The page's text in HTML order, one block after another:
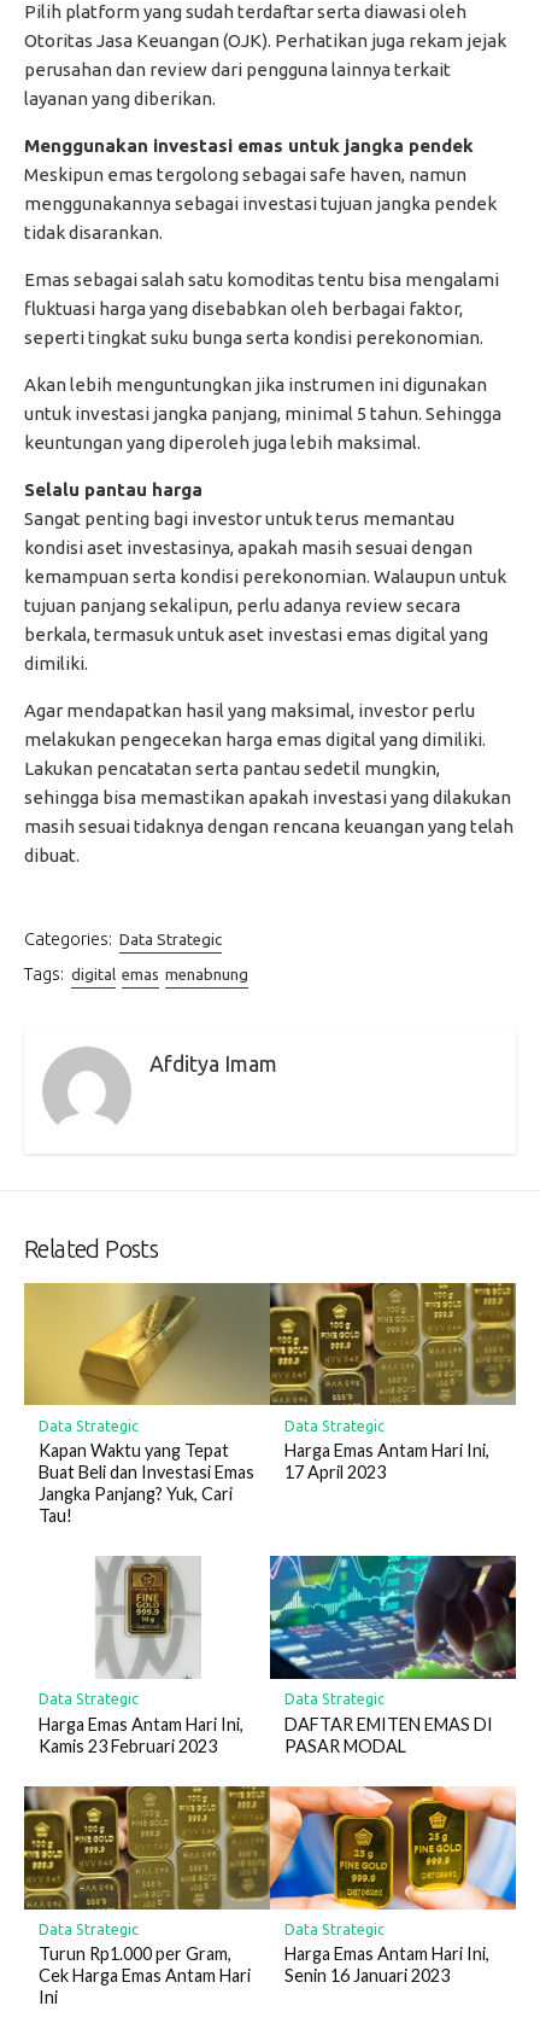
Pilih platform yang sudah terdaftar serta diawasi oleh
Otoritas Jasa Keuangan (OJK). Perhatikan juga rekam jejak
perusahan dan review dari pengguna lainnya terkait
layanan yang diberikan.
Menggunakan investasi emas untuk jangka pendek
Meskipun emas tergolong sebagai safe haven, namun
menggunakannya sebagai investasi tujuan jangka pendek
tidak disarankan.
Emas sebagai salah satu komoditas tentu bisa mengalami
fluktuasi harga yang disebabkan oleh berbagai faktor,
seperti tingkat suku bunga serta kondisi perekonomian.
Akan lebih menguntungkan jika instrumen ini digunakan
untuk investasi jangka panjang, minimal 5 tahun. Sehingga
keuntungan yang diperoleh juga lebih maksimal.
Selalu pantau harga
Sangat penting bagi investor untuk terus memantau
kondisi aset investasinya, apakah masih sesuai dengan
kemampuan serta kondisi perekonomian. Walaupun untuk
tujuan panjang sekalipun, perlu adanya review secara
berkala, termasuk untuk aset investasi emas digital yang
dimiliki.
Agar mendapatkan hasil yang maksimal, investor perlu
melakukan pengecekan harga emas digital yang dimiliki.
Lakukan pencatatan serta pantau sedetil mungkin,
sehingga bisa memastikan apakah investasi yang dilakukan
masih sesuai tidaknya dengan rencana keuangan yang telah
dibuat.
Categories: Data Strategic
Tags: digital emas menabnung
Afditya Imam
Related Posts
Data Strategic
Kapan Waktu yang Tepat
Buat Beli dan Investasi Emas
Jangka Panjang? Yuk, Cari
Tau!
Data Strategic
Harga Emas Antam Hari Ini,
17 April 2023
Data Strategic
Harga Emas Antam Hari Ini,
Kamis 23 Februari 2023
Data Strategic
DAFTAR EMITEN EMAS DI
PASAR MODAL
Data Strategic
Turun Rp1.000 per Gram,
Cek Harga Emas Antam Hari
Ini
Data Strategic
Harga Emas Antam Hari Ini,
Senin 16 Januari 2023